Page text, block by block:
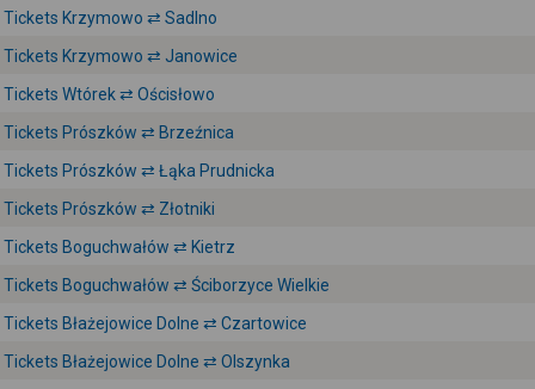
Tickets Krzymowo ⇄ Sadlno
Tickets Krzymowo ⇄ Janowice
Tickets Wtórek ⇄ Ościsłowo
Tickets Prószków ⇄ Brzeźnica
Tickets Prószków ⇄ Łąka Prudnicka
Tickets Prószków ⇄ Złotniki
Tickets Boguchwałów ⇄ Kietrz
Tickets Boguchwałów ⇄ Ściborzyce Wielkie
Tickets Błażejowice Dolne ⇄ Czartowice
Tickets Błażejowice Dolne ⇄ Olszynka